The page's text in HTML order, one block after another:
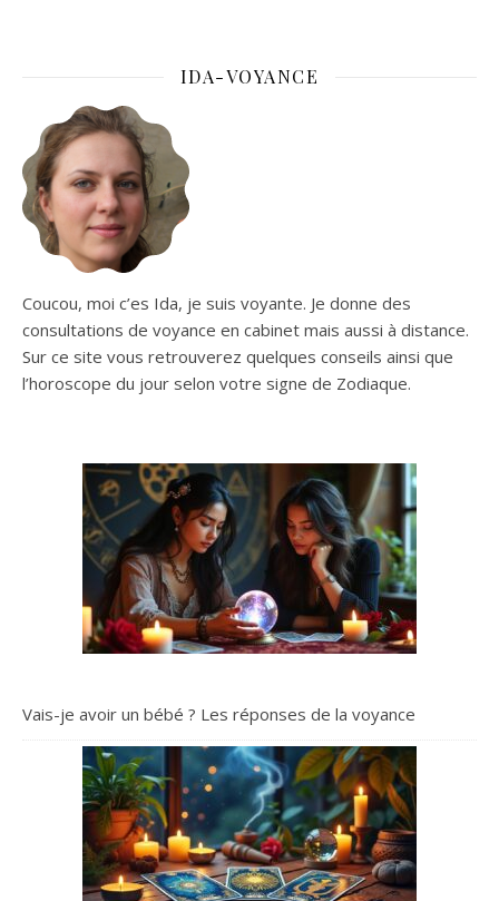
IDA-VOYANCE
Coucou, moi c’es Ida, je suis voyante. Je donne des
consultations de voyance en cabinet mais aussi à distance.
Sur ce site vous retrouverez quelques conseils ainsi que
l’horoscope du jour selon votre signe de Zodiaque.
Vais-je avoir un bébé ? Les réponses de la voyance